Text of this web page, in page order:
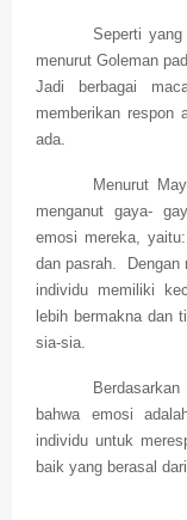
Seperti
menurut Goleman
Jadi berbagai
memberikan respon
ada.
Menurut
menganut gaya-
emosi mereka,
dan pasrah. Dengan
individu memiliki
lebih bermakna dan
sia-sia.
bahwa emosi
individu untuk
baik yang berasal